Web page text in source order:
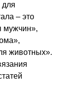
для
– это
мужчин»,
животных».